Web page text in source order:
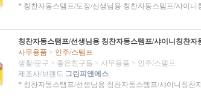
* 칭찬자동스탬프/도장/선생님용 칭찬자동스템프/샤이니
칭찬자동스탬프/선생님용 칭찬자동스템프/샤이니칭찬자
사무용품 > 인주/스템프
생활/문구 > 좋은친구들 > 사무용품 > 인주/스템프
제조사/브렌드 그린피앤에스
* 칭찬자동스탬프/선생님용 칭찬자동스템프/샤이니칭찬